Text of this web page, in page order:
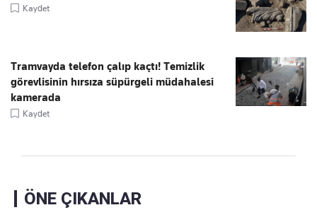
Kaydet
Tramvayda telefon çalıp kaçtı! Temizlik
görevlisinin hırsıza süpürgeli müdahalesi
kamerada
Kaydet
ÖNE ÇIKANLAR